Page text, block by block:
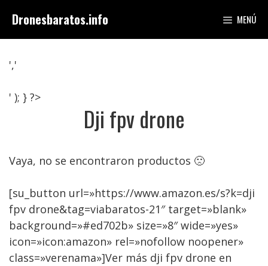
contenido
Dronesbaratos.info MENÚ
','
' ); } ?>
Dji fpv drone
Vaya, no se encontraron productos 🙁
[su_button url=»https://www.amazon.es/s?k=dji
fpv drone&tag=viabaratos-21″ target=»blank»
background=»#ed702b» size=»8″ wide=»yes»
icon=»icon:amazon» rel=»nofollow noopener»
class=»verenama»]Ver más dji fpv drone en